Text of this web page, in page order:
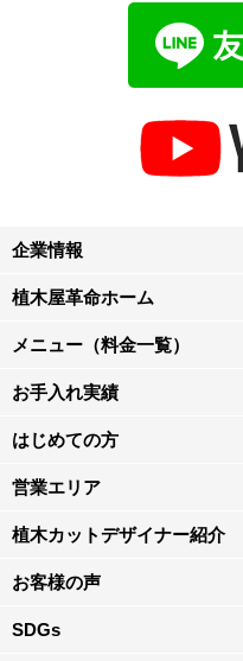
企業情報
植木屋革命ホーム
メニュー（料金一覧）
お手入れ実績
はじめての方
営業エリア
植木カットデザイナー紹介
お客様の声
SDGs